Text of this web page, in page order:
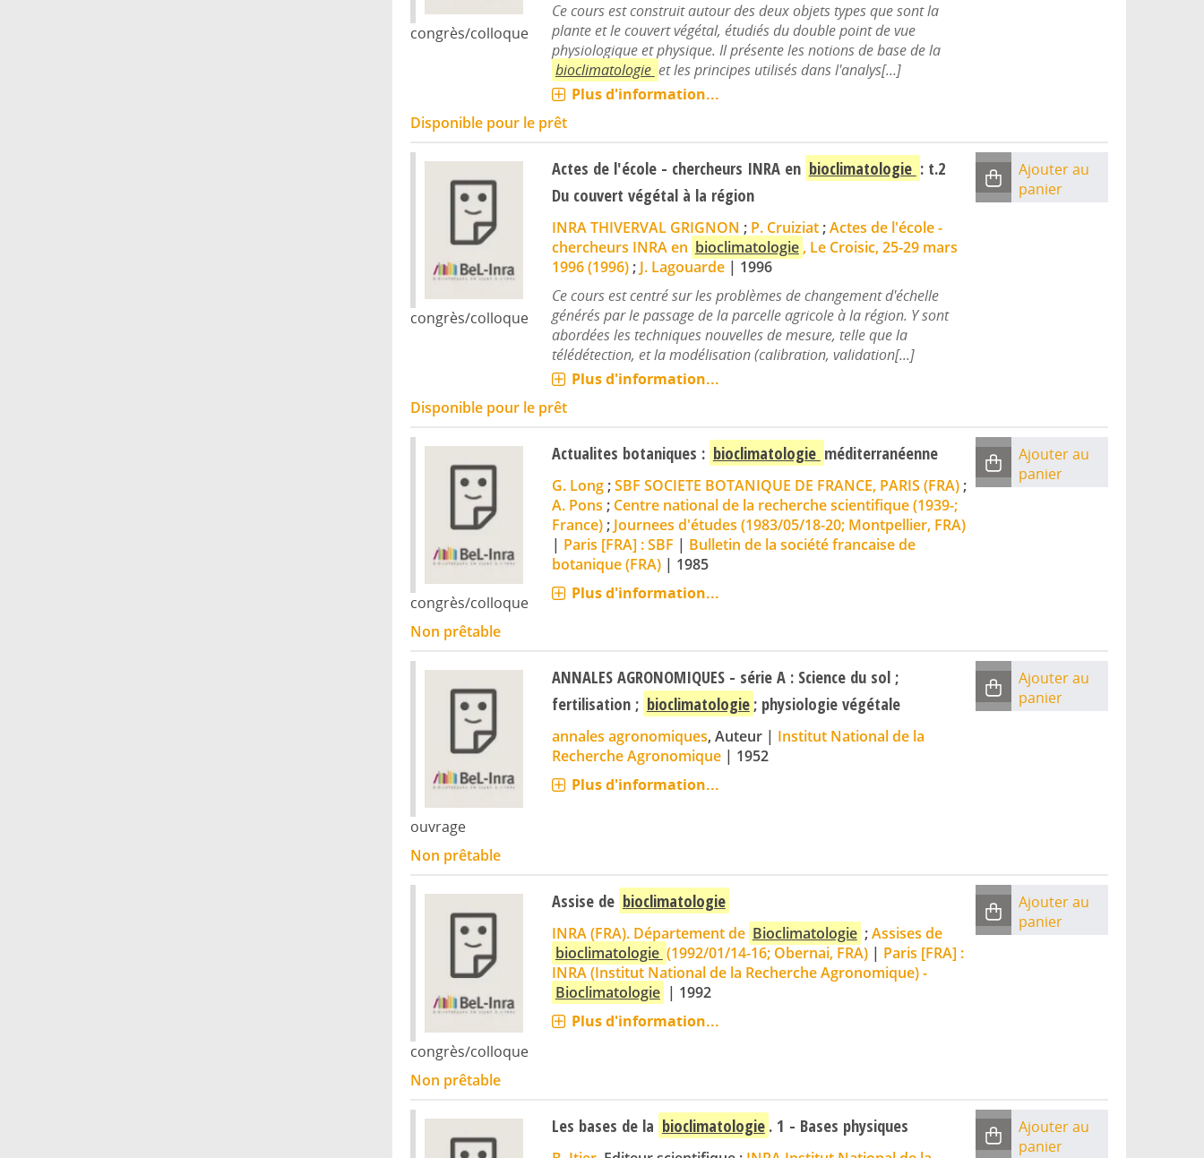
congrès/colloque
Ce cours est construit autour des deux objets types que sont la
plante et le couvert végétal, étudiés du double point de vue
physiologique et physique. Il présente les notions de base de la
bioclimatologie et les principes utilisés dans l'analys[...]
Plus d'information...
Disponible pour le prêt
congrès/colloque
Actes de l'école - chercheurs INRA en bioclimatologie : t.2
Du couvert végétal à la région
INRA THIVERVAL GRIGNON ; P. Cruiziat;Actes de l'école -
chercheurs INRA en bioclimatologie , Le Croisic, 25-29 mars
1996 (1996); J. Lagouarde | 1996
Ce cours est centré sur les problèmes de changement d'échelle
générés par le passage de la parcelle agricole à la région. Y sont
abordées les techniques nouvelles de mesure, telle que la
télédétection, et la modélisation (calibration, validation[...]
Plus d'information...
Ajouter au
panier
Disponible pour le prêt
congrès/colloque
Actualites botaniques : bioclimatologie méditerranéenne
G. Long;SBF SOCIETE BOTANIQUE DE FRANCE, PARIS (FRA);
A. Pons ; Centre national de la recherche scientifique (1939-;
France); Journees d'études (1983/05/18-20; Montpellier, FRA)
| Paris [FRA] : SBF | Bulletin de la société francaise de
botanique (FRA)| 1985
Plus d'information...
Ajouter au
panier
Non prêtable
ouvrage
ANNALES AGRONOMIQUES - série A : Science du sol ;
fertilisation ; bioclimatologie ; physiologie végétale
annales agronomiques, Auteur | Institut National de la
Recherche Agronomique| 1952
Plus d'information...
Ajouter au
panier
Non prêtable
congrès/colloque
Assise de bioclimatologie
INRA (FRA). Département de Bioclimatologie ;Assises de
bioclimatologie (1992/01/14-16; Obernai, FRA) | Paris [FRA] :
INRA (Institut National de la Recherche Agronomique) -
Bioclimatologie | 1992
Plus d'information...
Ajouter au
panier
Non prêtable
Les bases de la bioclimatologie . 1 - Bases physiques
Ajouter au
panier